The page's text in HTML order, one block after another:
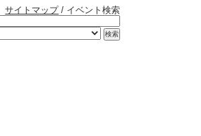
サイトマップ/ イベント検索